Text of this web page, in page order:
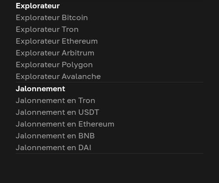
Explorateur
Explorateur Bitcoin
Explorateur Tron
Explorateur Ethereum
Explorateur Arbitrum
Explorateur Polygon
Explorateur Avalanche
Jalonnement
Jalonnement en Tron
Jalonnement en USDT
Jalonnement en Ethereum
Jalonnement en BNB
Jalonnement en DAI